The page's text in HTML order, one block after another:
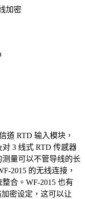
加密
道 RTD 输入模块，
3 线式 RTD 传感器
量可以不管导线的长
2015 的无线连接，
合。WF-2015 也有
密设定，这可以让